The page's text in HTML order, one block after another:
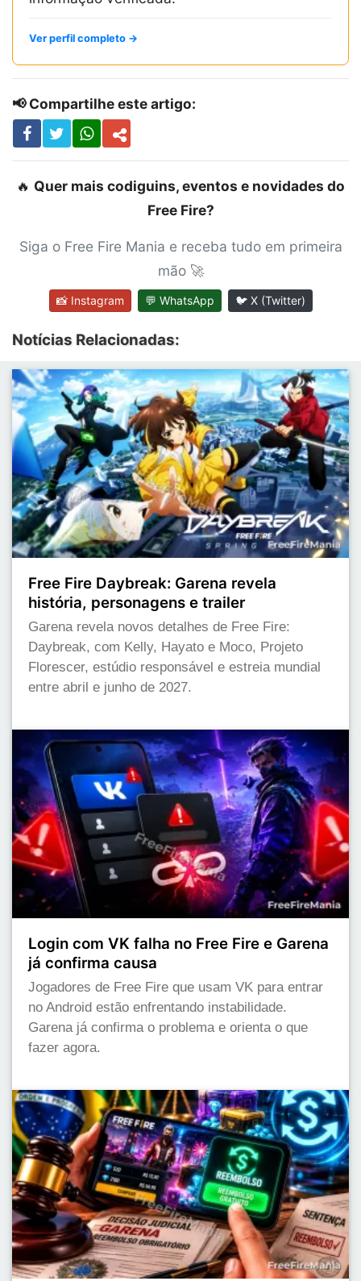
Ver perfil completo →
📢 Compartilhe este artigo:
🔥 Quer mais codiguins, eventos e novidades do
Free Fire?
Siga o Free Fire Mania e receba tudo em primeira
mão 🚀
📸 Instagram 💬 WhatsApp 🐦 X (Twitter)
Notícias Relacionadas:
Free Fire Daybreak: Garena revela
história, personagens e trailer
Garena revela novos detalhes de Free Fire:
Daybreak, com Kelly, Hayato e Moco, Projeto
Florescer, estúdio responsável e estreia mundial
entre abril e junho de 2027.
Login com VK falha no Free Fire e Garena
já confirma causa
Jogadores de Free Fire que usam VK para entrar
no Android estão enfrentando instabilidade.
Garena já confirma o problema e orienta o que
fazer agora.